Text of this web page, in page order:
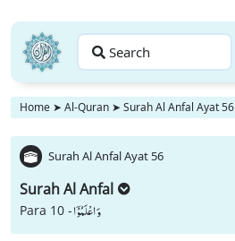
Search
Home ➤ Al-Quran ➤ Surah Al Anfal Ayat 56
Surah Al Anfal Ayat 56
Surah Al Anfal
Para 10 -وَ اعْلَمُوْۤا